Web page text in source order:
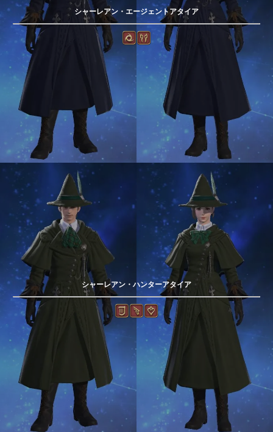
シャーレアン・エージェントアタイア
シャーレアン・ハンターアタイア